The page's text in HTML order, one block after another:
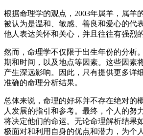
根据命理学的观点，2003年属羊，属羊
被认为是温和、敏感、善良和爱心的代
他人表达关怀和关心，并且往往有强烈
然而，命理学不仅限于出生年份的分析
期和时间，以及地点等因素。这些因素
产生深远影响。因此，只有提供更多详
准确的命理分析结果。
总体来说，命理的好坏并不存在绝对的
人发展的指引和参考。最终，个人的努
将决定他们的命运。无论命理解析结果
极面对和利用自身的优点和潜力，为个